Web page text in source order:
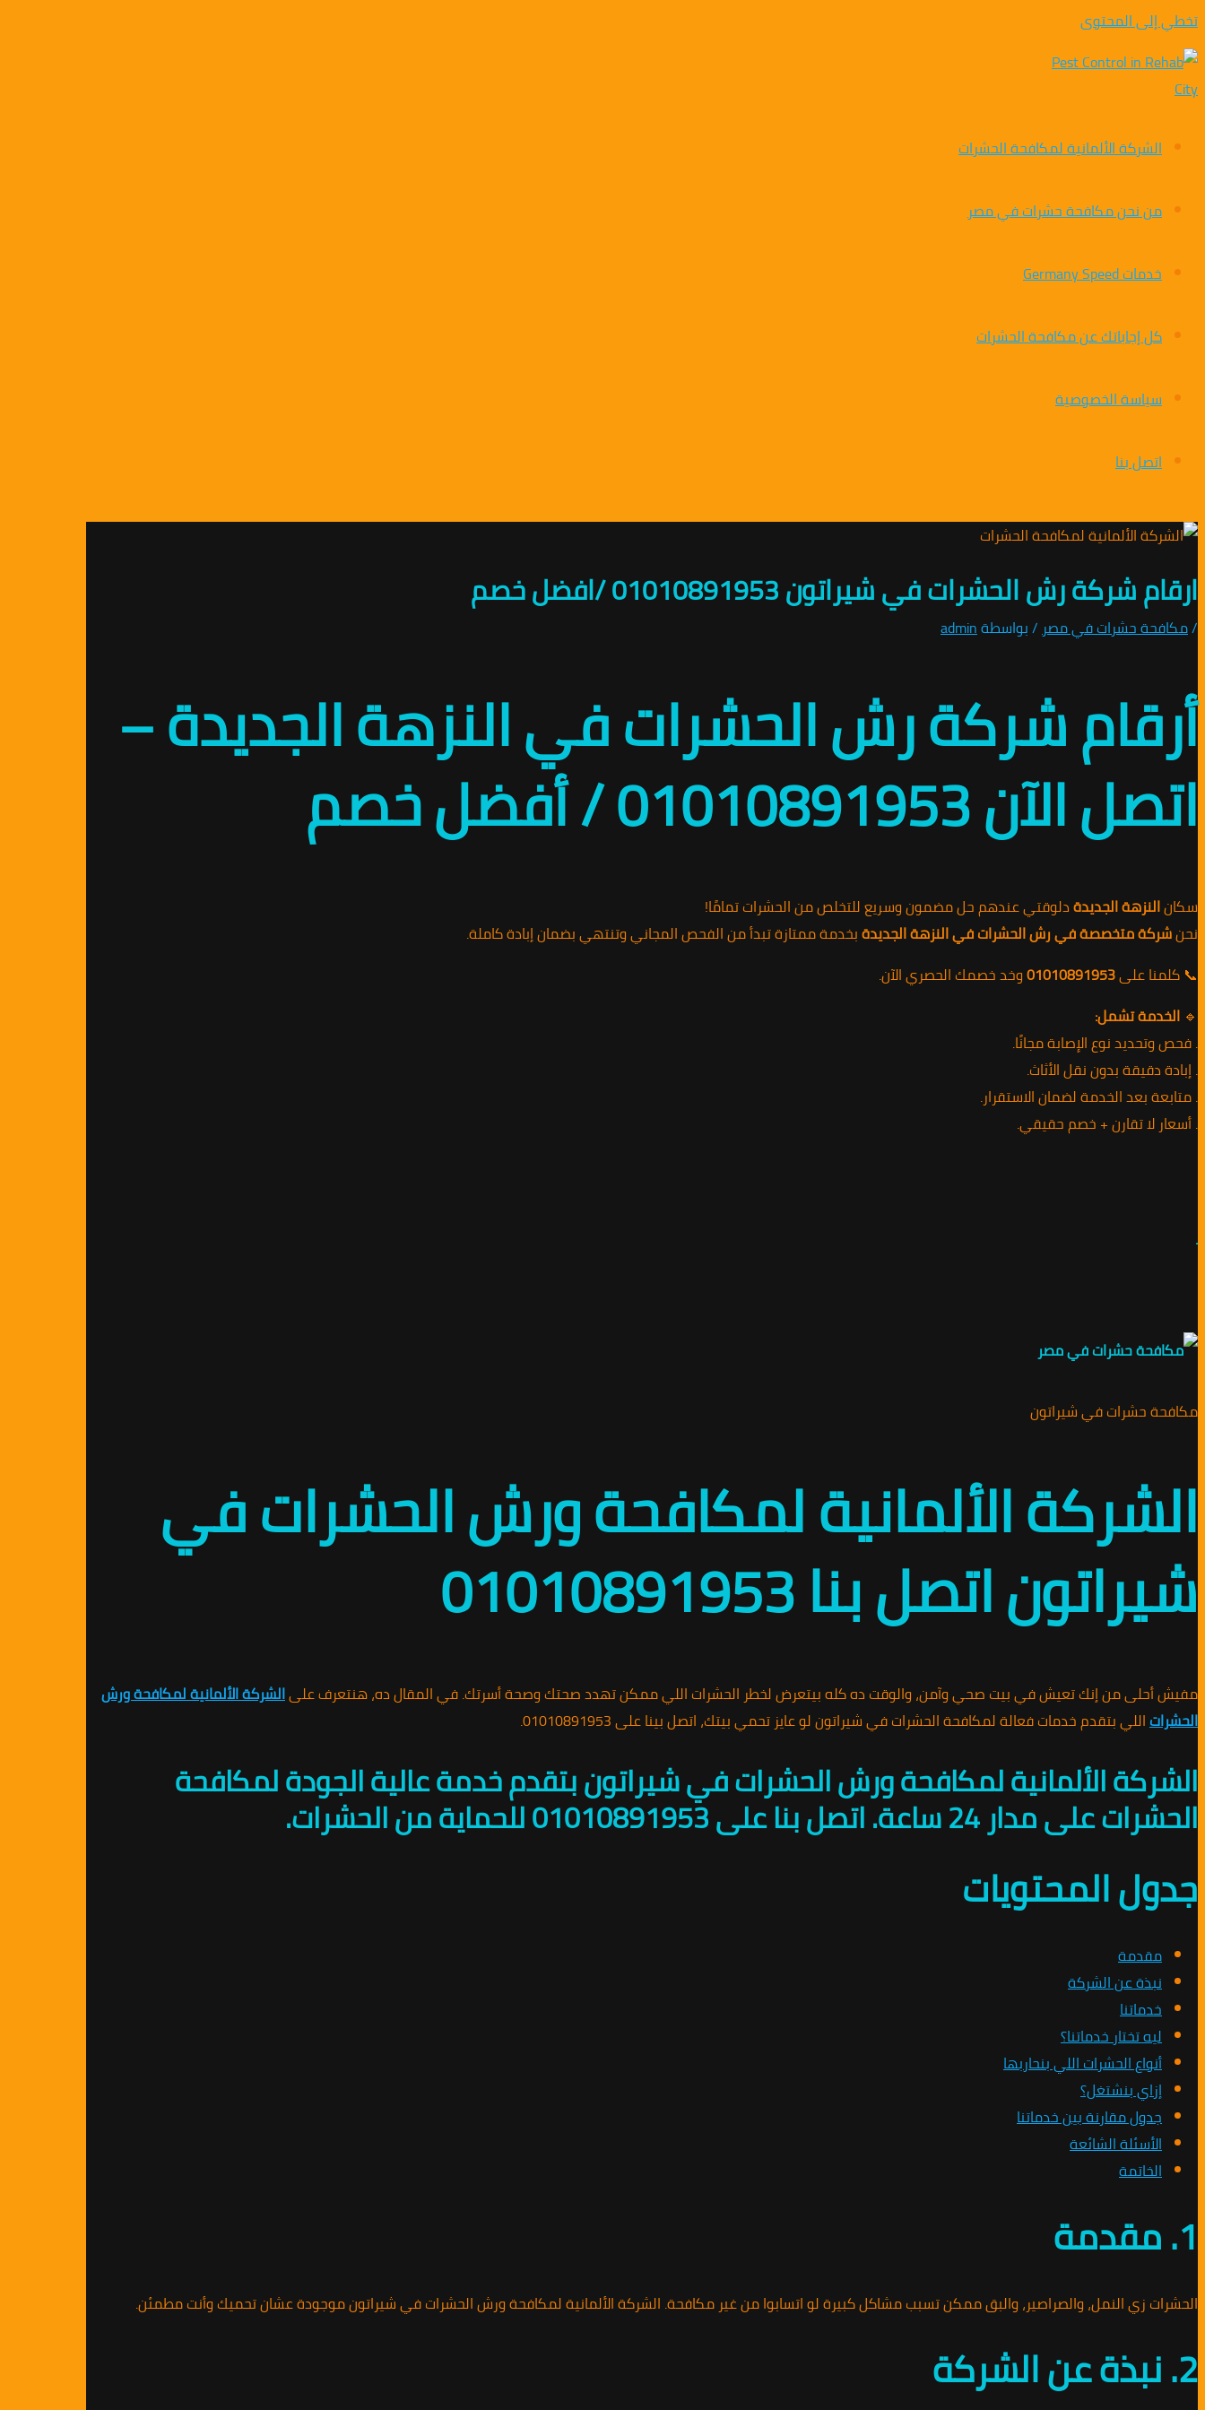
تخطي إلى المحتوى
الشركة الألمانية لمكافحة الحشرات
من نحن مكافحة حشرات في مصر
خدمات Germany Speed
كل إجاباتك عن مكافحة الحشرات
سياسة الخصوصية
اتصل بنا
ارقام شركة رش الحشرات في شيراتون 01010891953 /افضل خصم
/مكافحة حشرات في مصر/ بواسطةadmin
أرقام شركة رش الحشرات في النزهة الجديدة –
اتصل الآن 01010891953 / أفضل خصم
سكانالنزهة الجديدةدلوقتي عندهم حل مضمون وسريع للتخلص من الحشرات تمامًا!
نحنشركة متخصصة في رش الحشرات في النزهة الجديدةبخدمة ممتازة تبدأ من الفحص المجاني وتنتهي بضمان إبادة كاملة.
📞 كلمنا على01010891953وخد خصمك الحصري الآن.
🔹 الخدمة تشمل:
. فحص وتحديد نوع الإصابة مجانًا.
. إبادة دقيقة بدون نقل الأثاث.
. متابعة بعد الخدمة لضمان الاستقرار.
. أسعار لا تقارن + خصم حقيقي.
.
مكافحة حشرات في شيراتون
الشركة الألمانية لمكافحة ورش الحشرات في
شيراتون اتصل بنا 01010891953
مفيش أحلى من إنك تعيش في بيت صحي وآمن، والوقت ده كله بيتعرض لخطر الحشرات اللي ممكن تهدد صحتك وصحة أسرتك. في المقال ده، هنتعرف علىالشركة الألمانية لمكافحة ورش
الحشراتاللي بتقدم خدمات فعالة لمكافحة الحشرات في شيراتون لو عايز تحمي بيتك، اتصل بينا على 01010891953.
الشركة الألمانية لمكافحة ورش الحشرات في شيراتون بتقدم خدمة عالية الجودة لمكافحة
الحشرات على مدار 24 ساعة. اتصل بنا على 01010891953 للحماية من الحشرات.
جدول المحتويات
مقدمة
نبذة عن الشركة
خدماتنا
ليه تختار خدماتنا؟
أنواع الحشرات اللي بنحاربها
إزاي بنشتغل؟
جدول مقارنة بين خدماتنا
الأسئلة الشائعة
الخاتمة
1. مقدمة
الحشرات زي النمل، والصراصير، والبق ممكن تسبب مشاكل كبيرة لو اتسابوا من غير مكافحة. الشركة الألمانية لمكافحة ورش الحشرات في شيراتون موجودة عشان تحميك وأنت مطمئن.
2. نبذة عن الشركة